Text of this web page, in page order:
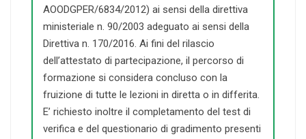
AOODGPER/6834/2012) ai sensi della direttiva
ministeriale n. 90/2003 adeguato ai sensi della
Direttiva n. 170/2016. Ai fini del rilascio
dell’attestato di partecipazione, il percorso di
formazione si considera concluso con la
fruizione di tutte le lezioni in diretta o in differita.
E’ richiesto inoltre il completamento del test di
verifica e del questionario di gradimento presenti